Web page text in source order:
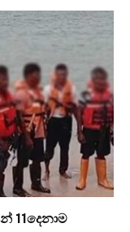
11දෙනාම